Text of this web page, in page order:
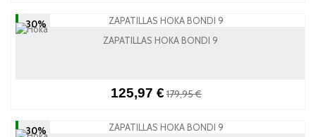
-30%
ZAPATILLAS HOKA BONDI 9
125,97 € 179,95 €
-30%